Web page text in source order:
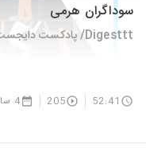
سوداگران هرمی
Digesttt/ پادکست دایجست
52:41
205 4 سال پیش